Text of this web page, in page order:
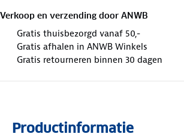
Verkoop en verzending door ANWB
Gratis thuisbezorgd vanaf 50,-
Gratis afhalen in ANWB Winkels
Gratis retourneren binnen 30 dagen
Productinformatie